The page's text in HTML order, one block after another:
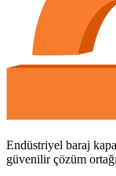
Endüstriyel baraj
güvenilir çözüm